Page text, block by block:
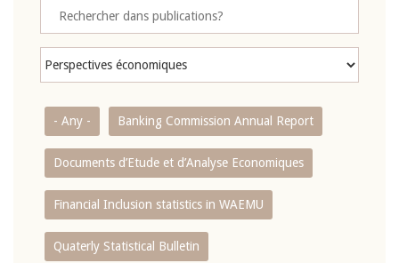
- Any - Banking Commission Annual Report
Documents d’Etude et d’Analyse Economiques
Financial Inclusion statistics in WAEMU
Quaterly Statistical Bulletin